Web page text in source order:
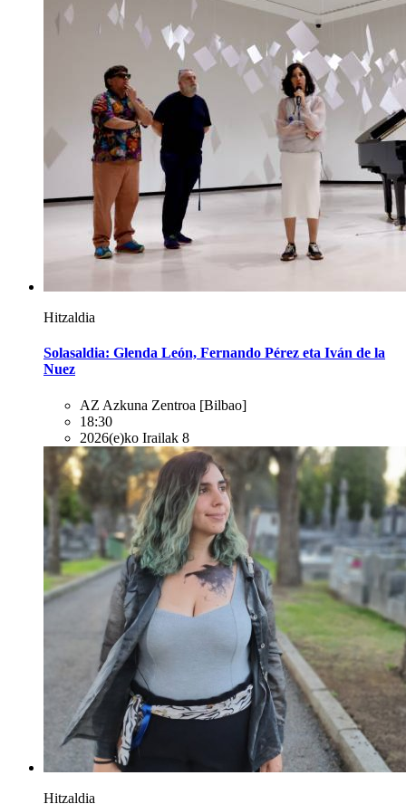
Hitzaldia
Solasaldia: Glenda León, Fernando Pérez eta Iván de la
Nuez
AZ Azkuna Zentroa [Bilbao]
18:30
2026(e)ko Irailak 8
Hitzaldia